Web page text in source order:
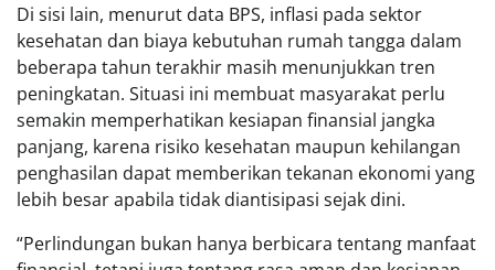
Di sisi lain, menurut data BPS, inflasi pada sektor
kesehatan dan biaya kebutuhan rumah tangga dalam
beberapa tahun terakhir masih menunjukkan tren
peningkatan. Situasi ini membuat masyarakat perlu
semakin memperhatikan kesiapan finansial jangka
panjang, karena risiko kesehatan maupun kehilangan
penghasilan dapat memberikan tekanan ekonomi yang
lebih besar apabila tidak diantisipasi sejak dini.
“Perlindungan bukan hanya berbicara tentang manfaat